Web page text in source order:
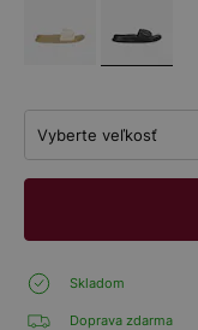
Vyberte veľkosť
Skladom
Doprava zdarma